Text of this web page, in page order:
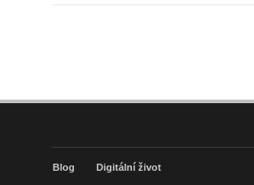
Blog Digitální život